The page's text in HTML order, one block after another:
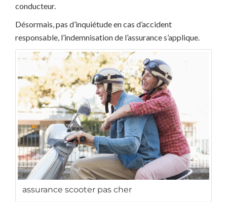
conducteur.
Désormais, pas d’inquiétude en cas d’accident
responsable, l’indemnisation de l’assurance s’applique.
assurance scooter pas cher